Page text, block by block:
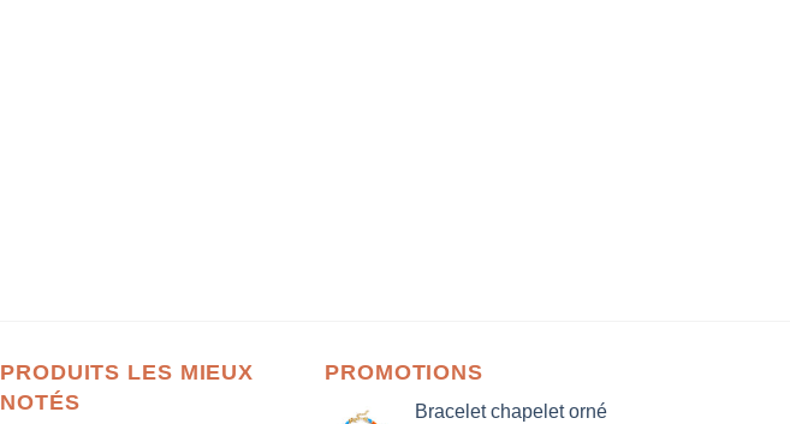
PRODUITS LES MIEUX
NOTÉS
PROMOTIONS
Bracelet chapelet orné